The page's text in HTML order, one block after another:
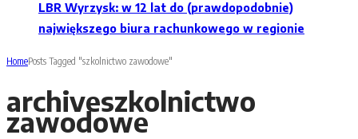
LBR Wyrzysk: w 12 lat do (prawdopodobnie)
największego biura rachunkowego w regionie
HomePosts Tagged "szkolnictwo zawodowe"
archiveszkolnictwo
zawodowe